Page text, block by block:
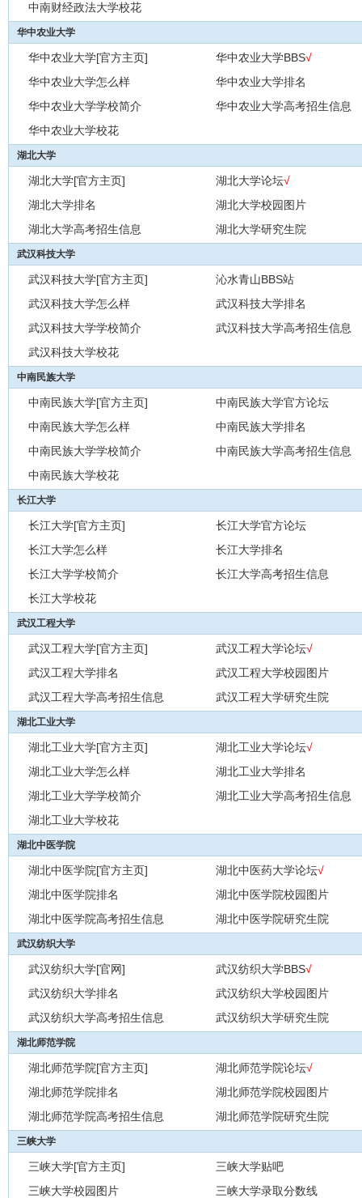
中南财经政法大学校花
华中农业大学
华中农业大学[官方主页] 华中农业大学BBS√
华中农业大学怎么样
华中农业大学排名
华中农业大学学校简介
华中农业大学高考招生信息
华中农业大学校花
湖北大学
湖北大学[官方主页] 湖北大学论坛√
湖北大学排名
湖北大学校园图片
湖北大学高考招生信息
湖北大学研究生院
武汉科技大学
武汉科技大学[官方主页]
沁水青山BBS站
武汉科技大学怎么样
武汉科技大学排名
武汉科技大学学校简介
武汉科技大学高考招生信息
武汉科技大学校花
中南民族大学
中南民族大学[官方主页]
中南民族大学官方论坛
中南民族大学怎么样
中南民族大学排名
中南民族大学学校简介
中南民族大学高考招生信息
中南民族大学校花
长江大学
长江大学[官方主页]
长江大学官方论坛
长江大学怎么样
长江大学排名
长江大学学校简介
长江大学高考招生信息
长江大学校花
武汉工程大学
武汉工程大学[官方主页] 武汉工程大学论坛√
武汉工程大学排名
武汉工程大学校园图片
武汉工程大学高考招生信息
武汉工程大学研究生院
湖北工业大学
湖北工业大学[官方主页] 湖北工业大学论坛√
湖北工业大学怎么样
湖北工业大学排名
湖北工业大学学校简介
湖北工业大学高考招生信息
湖北工业大学校花
湖北中医学院
湖北中医学院[官方主页] 湖北中医药大学论坛√
湖北中医学院排名
湖北中医学院校园图片
湖北中医学院高考招生信息
湖北中医学院研究生院
武汉纺织大学
武汉纺织大学[官网] 武汉纺织大学BBS√
武汉纺织大学排名
武汉纺织大学校园图片
武汉纺织大学高考招生信息
武汉纺织大学研究生院
湖北师范学院
湖北师范学院[官方主页] 湖北师范学院论坛√
湖北师范学院排名
湖北师范学院校园图片
湖北师范学院高考招生信息
湖北师范学院研究生院
三峡大学
三峡大学[官方主页]
三峡大学贴吧
三峡大学校园图片
三峡大学录取分数线